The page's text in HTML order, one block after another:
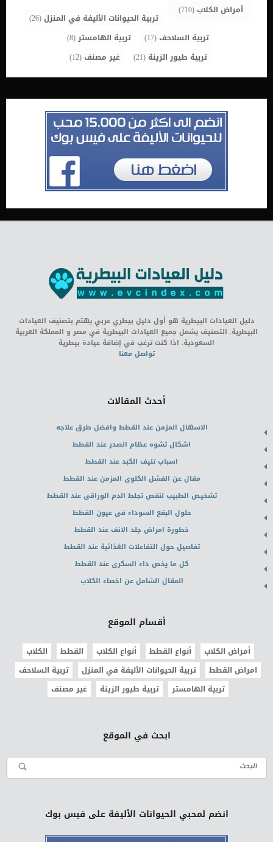
أمراض الكلاب(710)
تربية الحيوانات الأليفة في المنزل(26)
تربية السلاحف(17) تربية الهامستر(8)
تربية طيور الزينة (21) غير مصنف(12)
دليل العيادات البيطرية هو أول دليل بيطري عربي يهتم بتصنيف العيادات
البيطرية. التصنيف يشمل جميع العيادات البيطرية في مصر و المملكة العربية
السعودية. اذا كنت ترغب في إضافة عيادة بيطرية
تواصل معنا
أحدث المقالات
الاسهال المزمن عند القطط وافضل طرق علاجه
اشكال تشوه عظام الصدر عند القطط
اسباب تليف الكبد عند القطط
مقال عن الفشل الكلوى المزمن عند القطط
تشخيص الطبيب لنقص تجلط الدم الوراقى عند القطط
حلول البقع السوداء فى عيون القطط
خطورة امراض جلد الانف عند القطط
تفاصيل حول التفاعلات الغذائية عند القطط
كل ما يخص داء السكرى عند القطط
المقال الشامل عن اخصاء الكلاب
أقسام الموقع
أمراض الكلاب أنواع القطط أنواع الكلاب القطط
الكلاب
امراض القطط
تربية الحيوانات الأليفة في المنزل
تربية السلاحف
تربية الهامستر
تربية طيور الزينة غير مصنف
ابحث في الموقع
انضم لمحبي الحيوانات الأليفة على فيس بوك